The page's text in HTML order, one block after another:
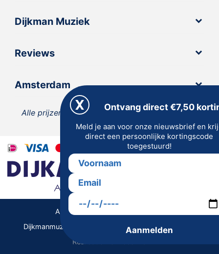
Dijkman Muziek
Reviews
Amsterdam
Alle prijzen zijn inclusief 21% BTW, tenzij anders
vermeld.
Dijkmanmuziek 2026 © | Alle rechten voorbehouden
Realisatie De Websmid
Algemene Voorwaarden | Privacy
Ontvang direct €7,50
Meld je aan voor onze nieuwsbrief en
direct een persoonlijke kortingscode
toegestuurd!
Aanmelden